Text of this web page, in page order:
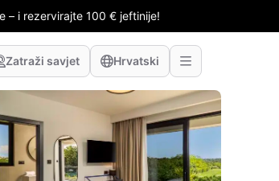
– i rezervirajte 100 € jeftinije!
Zatraži savjet Hrvatski